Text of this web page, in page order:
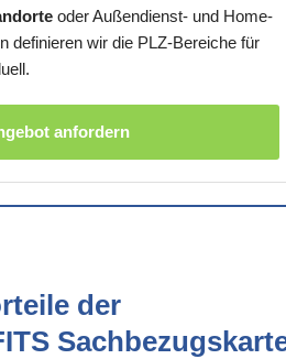
oder Außendienst- und Home-
definieren wir die PLZ-Bereiche für
anfordern
der